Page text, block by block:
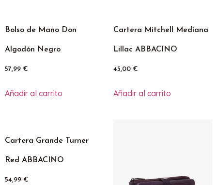
Bolso de Mano Don
Algodón Negro
57,99 €
Añadir al carrito
Cartera Mitchell Mediana
Lillac ABBACINO
45,00 €
Añadir al carrito
Cartera Grande Turner
Red ABBACINO
54,99 €